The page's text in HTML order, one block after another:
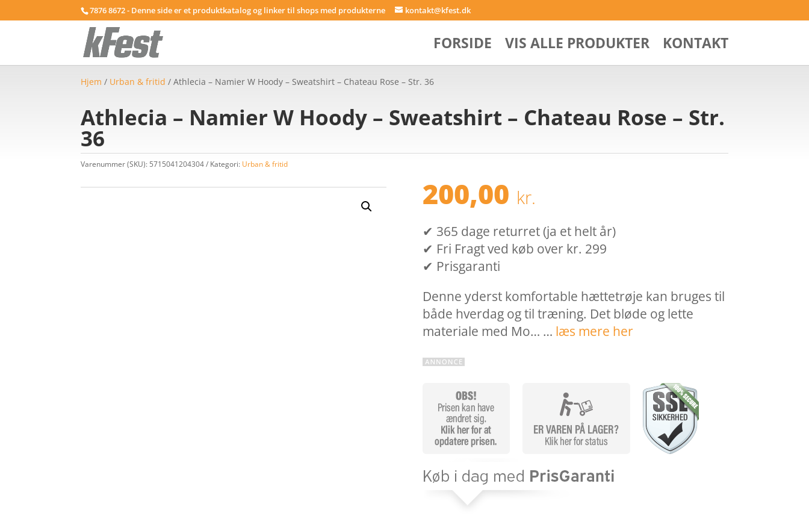
7876 8672 - Denne side er et produktkatalog og linker til shops med produkterne kontakt@kfest.dk
FORSIDE VIS ALLE PRODUKTER KONTAKT
Hjem / Urban & fritid / Athlecia – Namier W Hoody – Sweatshirt – Chateau Rose – Str. 36
Athlecia – Namier W Hoody – Sweatshirt – Chateau Rose – Str.
36
Varenummer (SKU): 5715041204304 Kategori: Urban & fritid
200,00 kr.
✔ 365 dage returret (ja et helt år)
✔ Fri Fragt ved køb over kr. 299
✔ Prisgaranti
Denne yderst komfortable hættetrøje kan bruges til
både hverdag og til træning. Det bløde og lette
materiale med Mo… … læs mere her